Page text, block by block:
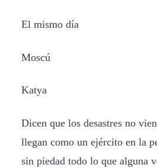
El mismo día
Moscú
Katya
Dicen que los desastres no
llegan como un ejército en la
sin piedad todo lo que alguna